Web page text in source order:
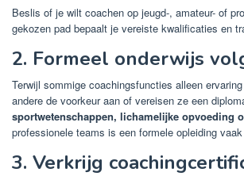
Beslis of je wilt coachen op jeugd-, amateur- of
gekozen pad bepaalt je vereiste kwalificaties en
2. Formeel onderwijs
Terwijl sommige coachingsfuncties alleen
andere de voorkeur aan of vereisen ze een
sportwetenschappen, lichamelijke opvoeding
professionele teams is een formele opleiding
3. Verkrijg